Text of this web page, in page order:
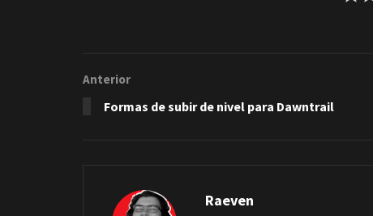
Anterior
Formas de subir de nivel para Dawntrail
Raeven